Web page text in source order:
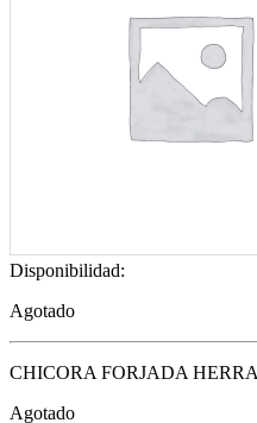
Disponibilidad:
Agotado
CHICORA FORJADA
Agotado